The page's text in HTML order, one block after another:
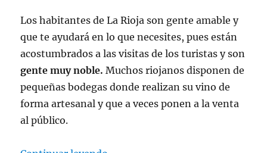
Los habitantes de La Rioja son gente amable y
que te ayudará en lo que necesites, pues están
acostumbrados a las visitas de los turistas y son
gente muy noble. Muchos riojanos disponen de
pequeñas bodegas donde realizan su vino de
forma artesanal y que a veces ponen a la venta
al público.